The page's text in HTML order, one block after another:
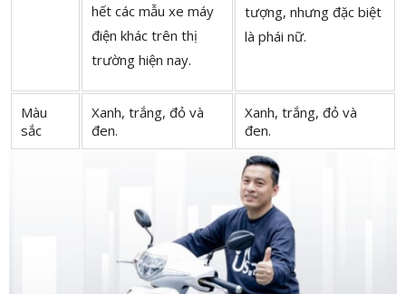
hết các mẫu xe máy
điện khác trên thị
trường hiện nay.
tượng, nhưng đặc biệt
là phái nữ.
Màu
sắc
Xanh, trắng, đỏ và
đen.
Xanh, trắng, đỏ và
đen.